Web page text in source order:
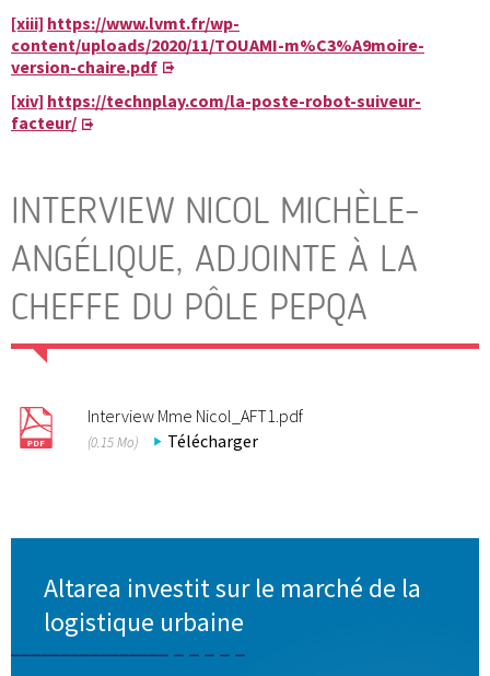
[xiii] https://www.lvmt.fr/wp-
content/uploads/2020/11/TOUAMI-m%C3%A9moire-
version-chaire.pdf
[xiv] https://technplay.com/la-poste-robot-suiveur-
facteur/
INTERVIEW NICOL MICHÈLE-
ANGÉLIQUE, ADJOINTE À LA
CHEFFE DU PÔLE PEPQA
Interview Mme Nicol_AFT1.pdf
(0.15 Mo) Télécharger
Altarea investit sur le marché de la
logistique urbaine